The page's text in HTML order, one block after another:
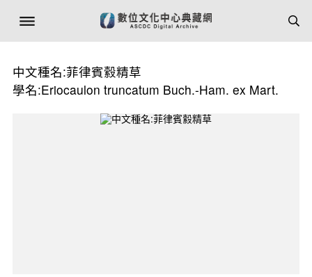
中文種名:菲律賓縠精草
學名:Eriocaulon truncatum Buch.-Ham. ex Mart.